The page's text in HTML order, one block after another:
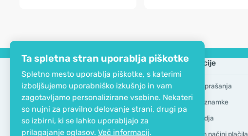
Ta spletna stran uporablja piškotke
Spletno mesto uporablja piškotke, s katerimi
izboljšujemo uporabniško izkušnjo in vam
zagotavljamo personalizirane vsebine. Nekateri
so nujni za pravilno delovanje strani, drugi pa
so izbirni, ki se lahko uporabljajo za
prilagajanje oglasov. Več informacij.
Podjetje
EKO certifikat
Kontakt
O podjetju
Informacije
Pogosta vprašanja
Blagovne znamke
GDPR Orodja
Dostava in načini plačila